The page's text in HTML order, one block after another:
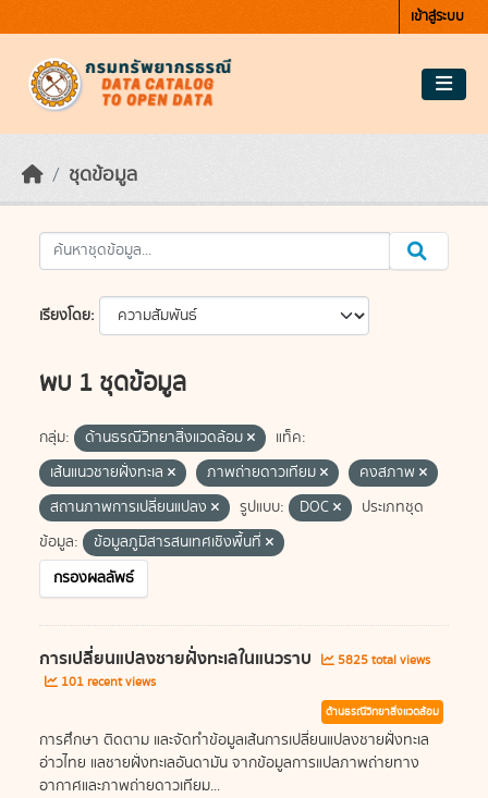
เข้าสู่ระบบ
ชุดข้อมูล
เรียงโดย
พบ 1 ชุดข้อมูล
กลุ่ม: ด้านธรณีวิทยาสิ่งแวดล้อม
แท็ค:
เส้นแนวชายฝั่งทะเล
ภาพถ่ายดาวเทียม
คงสภาพ
สถานภาพการเปลี่ยนแปลง
รูปแบบ: DOC
ประเภทชุด
ข้อมูล:
ข้อมูลภูมิสารสนเทศเชิงพื้นที่
กรองผลลัพธ์
การเปลี่ยนแปลงชายฝั่งทะเลในแนวราบ
5825 total views
101 recent views
ด้านธรณีวิทยาสิ่งแวดล้อม
การศึกษา ติดตาม และจัดทำข้อมูลเส้นการเปลี่ยนแปลงชายฝั่งทะเล
อ่าวไทย แลชายฝั่งทะเลอันดามัน จากข้อมูลการแปลภาพถ่ายทาง
อากาศและภาพถ่ายดาวเทียม...